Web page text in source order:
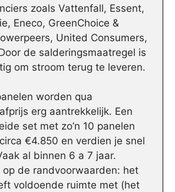
zoals Vattenfall, Essent,
Eneco, GreenChoice &
United Consumers,
de salderingsmaatregel is
om stroom terug te leveren.
worden qua
erg aantrekkelijk. Een
set met zo’n 10 panelen
€4.850 en verdien je snel
al binnen 6 a 7 jaar.
op de randvoorwaarden: het
voldoende ruimte met (het